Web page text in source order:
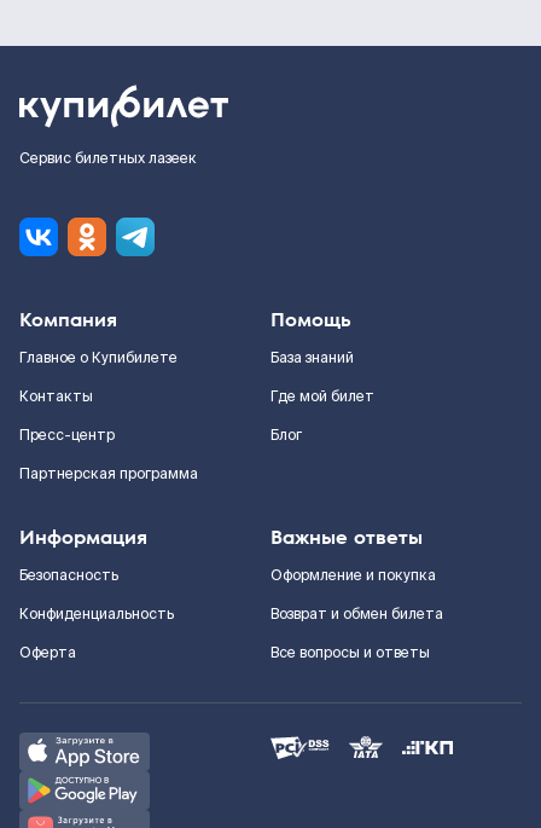
Сервис билетных лазеек
Компания
Главное о Купибилете
Контакты
Пресс-центр
Партнерская программа
Помощь
База знаний
Где мой билет
Блог
Информация
Безопасность
Конфиденциальность
Оферта
Важные ответы
Оформление и покупка
Возврат и обмен билета
Все вопросы и ответы